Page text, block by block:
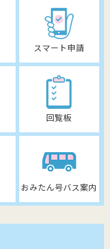
スマート申請
回覧板
おみたん号バス案内